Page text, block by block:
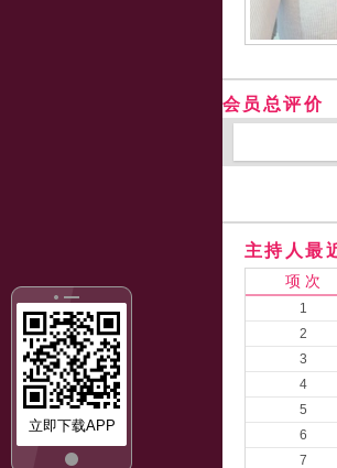
立即下载APP
会员总评价
主持人最
项 次
1
2
3
4
5
6
7